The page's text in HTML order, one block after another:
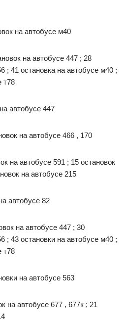
на автобусе м40
на автобусе 447 ; 28
; 41 остановка на автобусе м40 ;
т78
автобусе 447
на автобусе 466 , 170
на автобусе 591 ; 15 остановок
на автобусе 215
автобусе 82
на автобусе 447 ; 30
; 43 остановки на автобусе м40 ;
т78
на автобусе 563
на автобусе 677 , 677к ; 21